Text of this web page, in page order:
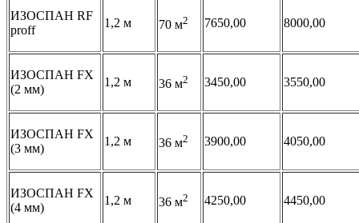
ИЗОСПАН RF
proff
1,2 м 70 м2 7650,00 8000,00
ИЗОСПАН FX
(2 мм)
1,2 м 36 м2 3450,00 3550,00
ИЗОСПАН FX
(3 мм)
1,2 м 36 м2 3900,00 4050,00
ИЗОСПАН FX
(4 мм)
1,2 м 36 м2 4250,00 4450,00